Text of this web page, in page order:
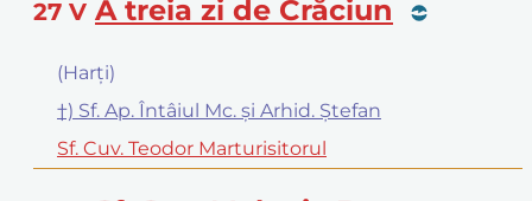
27 V A treia zi de Crăciun
(Harţi)
†) Sf. Ap. Întâiul Mc. şi Arhid. Ştefan
Sf. Cuv. Teodor Marturisitorul